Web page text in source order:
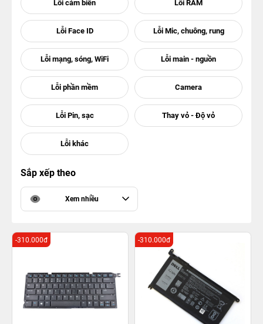
Sắp xếp theo
Xem nhiều
-310.000đ -310.000đ